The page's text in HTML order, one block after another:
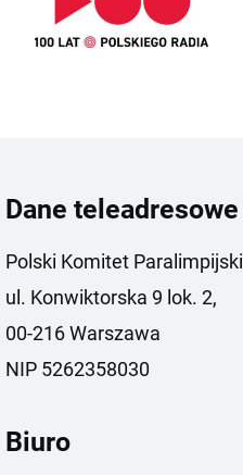
Dane teleadresowe
Polski Komitet Paralimpijski
ul. Konwiktorska 9 lok. 2,
00-216 Warszawa
NIP 5262358030
Biuro